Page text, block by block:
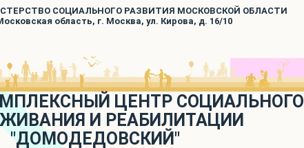
СОЦИАЛЬНОГО РАЗВИТИЯ МОСКОВСКОЙ ОБЛАСТИ
область, г. Москва, ул. Кирова, д. 16/10
ЦЕНТР СОЦИАЛЬНОГО
И РЕАБИЛИТАЦИИ
"ДОМОДЕДОВСКИЙ"